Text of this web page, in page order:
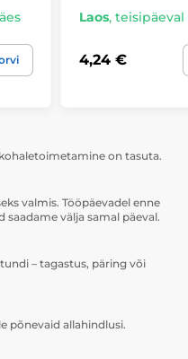
Laos, teisipäeval
4,24 €
on tasuta.
valmis. Tööpäevadel enne
saadame välja samal päeval.
– tagastus, päring või
põnevaid allahindlusi.